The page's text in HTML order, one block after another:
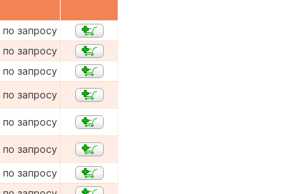
по запросу
по запросу
по запросу
по запросу
по запросу
по запросу
по запросу